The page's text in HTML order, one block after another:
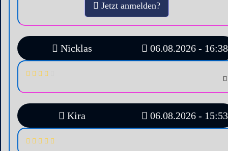
Jetzt anmelden?
Nicklas 06.08.2026 - 16:38
Kira 06.08.2026 - 15:53